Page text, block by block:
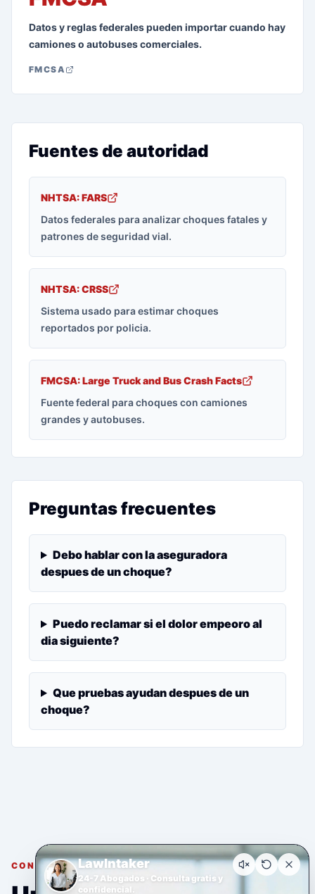
Datos y reglas federales pueden importar cuando hay
camiones o autobuses comerciales.
FMCSA
Fuentes de autoridad
NHTSA: FARS
Datos federales para analizar choques fatales y
patrones de seguridad vial.
NHTSA: CRSS
Sistema usado para estimar choques
reportados por policia.
FMCSA: Large Truck and Bus Crash Facts
Fuente federal para choques con camiones
grandes y autobuses.
Preguntas frecuentes
Debo hablar con la aseguradora
despues de un choque?
Puedo reclamar si el dolor empeoro al
dia siguiente?
Que pruebas ayudan despues de un
choque?
CONSULTA GRATUITA Y CONFIDENCIAL
LawIntaker
24-7 Abogados · Consulta gratis y
confidencial.